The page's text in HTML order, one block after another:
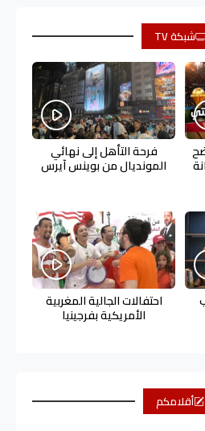
شبكة TV
فرحة التأهل إلى نهائي
المونديال من بوينس آيرس
احتفالات الجالية المغربية
الأمريكية بفرجينيا
أقلامكم